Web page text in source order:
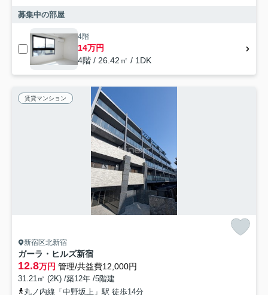
募集中の部屋
4階
14万円
4階 / 26.42㎡ / 1DK
賃貸マンション
新宿区北新宿
ガーラ・ヒルズ新宿
12.8万円 管理/共益費12,000円
31.21㎡ (2K) /築12年 /5階建
丸ノ内線「中野坂上」駅 徒歩14分